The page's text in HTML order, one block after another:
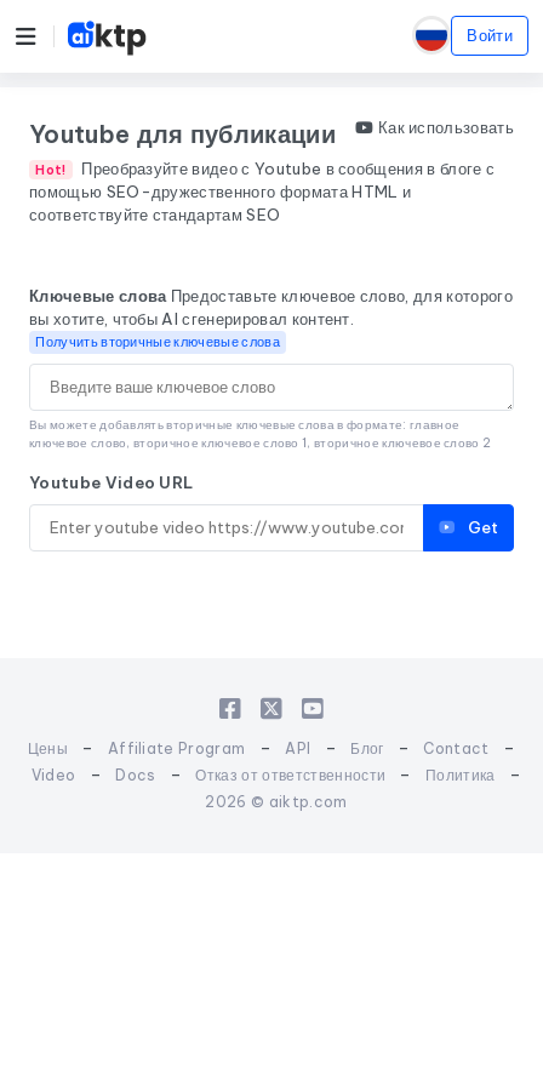
Войти
Youtube для публикации Как использовать
Hot!
Преобразуйте видео с Youtube в сообщения в блоге с
помощью SEO-дружественного формата HTML и
соответствуйте стандартам SEO
Ключевые слова Предоставьте ключевое слово, для которого
вы хотите, чтобы AI сгенерировал контент.
Получить вторичные ключевые слова
Вы можете добавлять вторичные ключевые слова в формате: главное
ключевое слово, вторичное ключевое слово 1, вторичное ключевое слово 2
Youtube Video URL
Get
Цены - Affiliate Program - API - Блог - Contact -
Video - Docs - Отказ от ответственности - Политика -
2026 © aiktp.com